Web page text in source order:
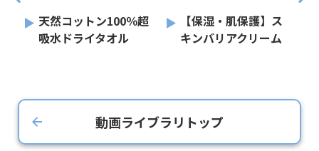
天然コットン100％超
吸水ドライタオル
【保湿・肌保護】ス
キンバリアクリーム
動画ライブラリトップ